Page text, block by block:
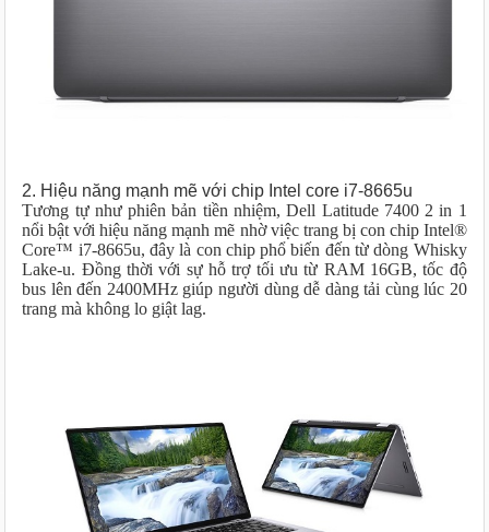
2. Hiệu năng mạnh mẽ với chip Intel core i7-8665u
Tương tự như phiên bản tiền nhiệm, Dell Latitude 7400 2 in 1
nổi bật với hiệu năng mạnh mẽ nhờ việc trang bị con chip Intel®
Core™ i7-8665u, đây là con chip phổ biến đến từ dòng Whisky
Lake-u. Đồng thời với sự hỗ trợ tối ưu từ RAM 16GB, tốc độ
bus lên đến 2400MHz giúp người dùng dễ dàng tải cùng lúc 20
trang mà không lo giật lag.